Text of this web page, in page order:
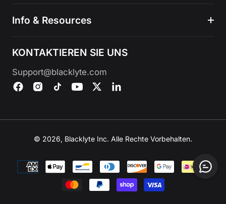
Info & Resources
KONTAKTIEREN SIE UNS
Support@blacklyte.com
© 2026, Blacklyte Inc. Alle Rechte Vorbehalten.
Zahlungsmethoden